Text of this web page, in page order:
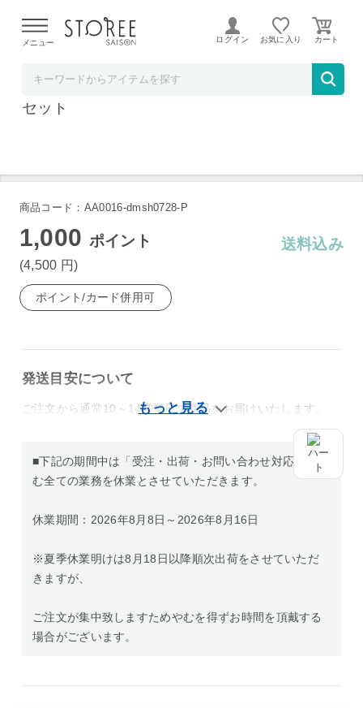
よる配送遅延が発生しております。
メニュー ログイン お気に入り
かねふく 便利なスティック明太子とたらこの
セット
商品コード：AA0016-dmsh0728-P
1,000 ポイント
(4,500 円)
送料込み
ポイント/カード併用可
発送目安について
ご注文から通常10～14営業日で商品をお届けいたします。
■下記の期間中は「受注・出荷・お問い合わせ対応」を含
む全ての業務を休業とさせていただきます。
休業期間：2026年8月8日～2026年8月16日
※夏季休業明けは8月18日以降順次出荷をさせていただ
きますが、
ご注文が集中致しますためやむを得ずお時間を頂戴する
場合がございます。